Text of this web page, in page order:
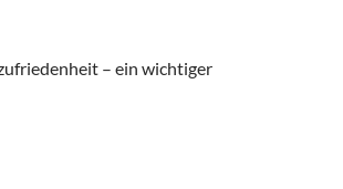
– ein wichtiger